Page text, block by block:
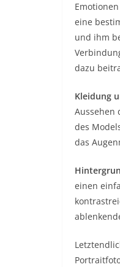
eine
und ihm
dazu
Kleidung
Aussehen
des
das
einen